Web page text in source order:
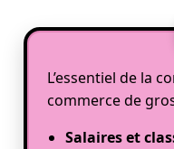
L’essentiel de la
commerce de
Salaires et